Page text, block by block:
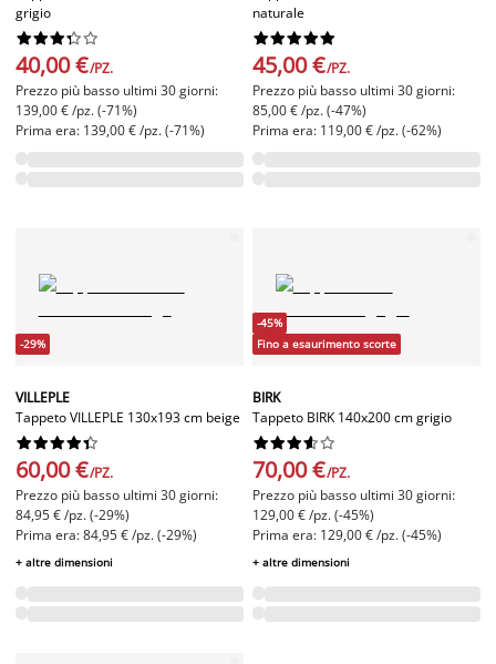
grigio






40,00 €/PZ.
Prezzo più basso ultimi 30 giorni:
139,00 € /pz. (-71%)
Prima era: 139,00 € /pz. (-71%)
naturale






45,00 €/PZ.
Prezzo più basso ultimi 30 giorni:
85,00 € /pz. (-47%)
Prima era: 119,00 € /pz. (-62%)
-29%
VILLEPLE
Tappeto VILLEPLE 130x193 cm beige






60,00 €/PZ.
Prezzo più basso ultimi 30 giorni:
84,95 € /pz. (-29%)
Prima era: 84,95 € /pz. (-29%)
+ altre dimensioni
-45%
Fino a esaurimento scorte
BIRK
Tappeto BIRK 140x200 cm grigio






70,00 €/PZ.
Prezzo più basso ultimi 30 giorni:
129,00 € /pz. (-45%)
Prima era: 129,00 € /pz. (-45%)
+ altre dimensioni